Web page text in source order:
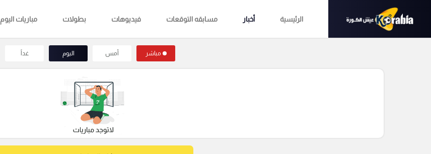
الرئيسية أخبار مسابقه التوقعات فيديوهات بطولات مباريات اليوم
مباشر أمس اليوم غداً